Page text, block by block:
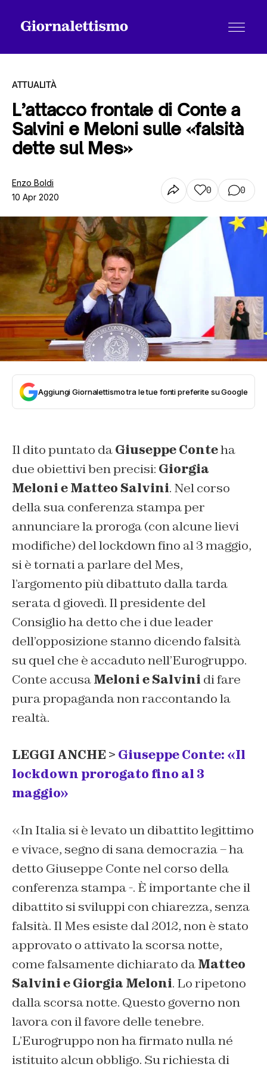
Tutti gli articoli
Chi siamo
Contatti
ATTUALITÀ
L’attacco frontale di Conte a
Salvini e Meloni sulle «falsità
dette sul Mes»
Enzo Boldi
10 Apr 2020
0 0
Aggiungi Giornalettismo tra le tue fonti preferite su Google
Il dito puntato daGiuseppe Conteha
due obiettivi ben precisi: Giorgia
Meloni e Matteo Salvini. Nel corso
della sua conferenza stampa per
annunciare la proroga (con alcune lievi
modifiche) del lockdown fino al 3 maggio,
si è tornati a parlare del Mes,
l’argomento più dibattuto dalla tarda
serata d giovedì. Il presidente del
Consiglio ha detto che i due leader
dell’opposizione stanno dicendo falsità
su quel che è accaduto nell’Eurogruppo.
Conte accusaMeloni e Salvini di fare
pura propaganda non raccontando la
realtà.
LEGGI ANCHE > Giuseppe Conte: «Il
lockdown prorogato fino al 3
maggio»
«In Italia si è levato un dibattito legittimo
e vivace, segno di sana democrazia – ha
detto Giuseppe Conte nel corso della
conferenza stampa -. È importante che il
dibattito si sviluppi con chiarezza, senza
falsità. Il Mes esiste dal 2012, non è stato
approvato o attivato la scorsa notte,
come falsamente dichiarato daMatteo
Salvini e Giorgia Meloni. Lo ripetono
dalla scorsa notte. Questo governo non
lavora con il favore delle tenebre.
L’Eurogruppo non ha firmato nulla né
istituito alcun obbligo. Su richiesta di